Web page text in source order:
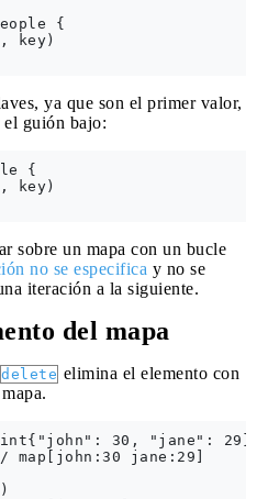
{
key)
ya que son el primer valor,
el guión bajo:
{
key)
sobre un mapa con un bucle
no se especifica y no se
iteración a la siguiente.
del mapa
delete elimina el elemento con
30, "jane": 29}
jane:29]